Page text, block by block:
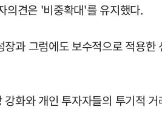
의견은 '비중확대'를 유지했다.
과 그럼에도 보수적으로 적용한
화와 개인 투자자들의 투기적